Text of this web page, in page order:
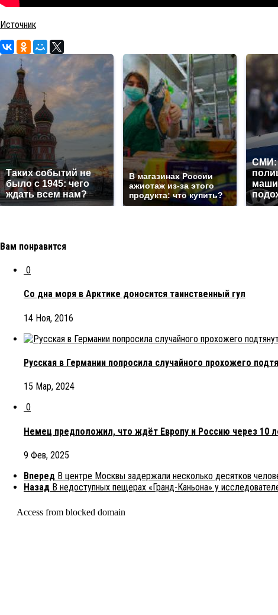
Источник
Таких событий не
было с 1945: чего
ждать всем нам?
В магазинах России
ажиотаж из-за этого
продукта: что купить?
СМИ:
Вам понравится
0
Со дна моря в Арктике доносится таинственный гул
14 Ноя, 2016
Русская в Германии попросила случайного прохожего
15 Мар, 2024
0
Немец предположил, что ждёт Европу и Россию через 10
9 Фев, 2025
Вперед В центре Москвы задержали несколько десятков
Назад В недоступных пещерах «Гранд-Каньона» у